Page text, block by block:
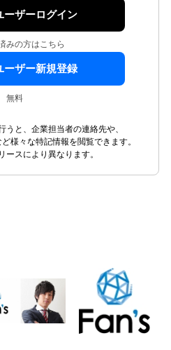
ーザーログイン
みの方はこちら
ーザー新規登録
無料
うと、企業担当者の連絡先や、
様々な特記情報を閲覧できます。
スにより異なります。